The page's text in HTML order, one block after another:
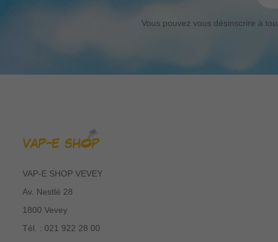
Vous pouvez vous désinscrire à
VAP-E SHOP VEVEY
Av. Nestlé 28
1800 Vevey
Tél. : 021 922 28 00